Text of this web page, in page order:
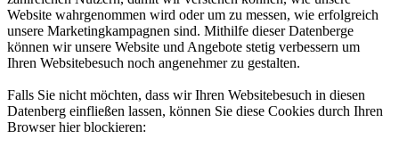
Website wahrgenommen wird oder um zu messen, wie erfolgreich
unsere Marketingkampagnen sind. Mithilfe dieser Datenberge
können wir unsere Website und Angebote stetig verbessern um
Ihren Websitebesuch noch angenehmer zu gestalten.
Falls Sie nicht möchten, dass wir Ihren Websitebesuch in diesen
Datenberg einfließen lassen, können Sie diese Cookies durch Ihren
Browser hier blockieren: